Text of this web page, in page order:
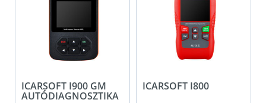
ICARSOFT I900 GM
AUTÓDIAGNOSZTIKA
ICARSOFT I800